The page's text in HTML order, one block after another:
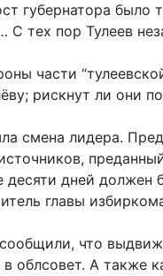
губернатора
С тех пор Тулеев
части
рискнут ли они
смена лидера.
десяти дней должен
главы
что
облсовет. А также